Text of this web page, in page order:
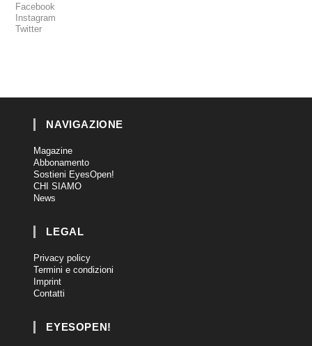
Facebook
Instagram
Twitter
NAVIGAZIONE
Magazine
Abbonamento
Sostieni EyesOpen!
CHI SIAMO
News
LEGAL
Privacy policy
Termini e condizioni
Imprint
Contatti
EYESOPEN!